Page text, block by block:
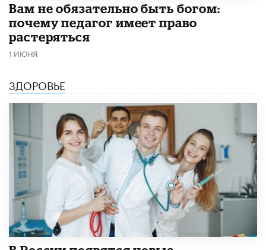
​Вам не обязательно быть богом:
почему педагог имеет право
растеряться
1 ИЮНЯ
ЗДОРОВЬЕ